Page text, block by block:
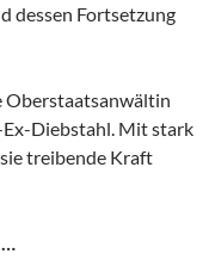
dessen Fortsetzung
Oberstaatsanwältin
Ex-Diebstahl. Mit stark
treibende Kraft